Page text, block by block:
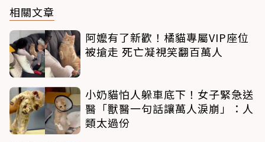
相關文章
阿嬤有了新歡！橘貓專屬VIP座位
被搶走 死亡凝視笑翻百萬人
小奶貓怕人躲車底下！女子緊急送
醫「獸醫一句話讓萬人淚崩」：人
類太過份